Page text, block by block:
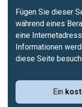
Ein
Fügen Sie dieser
während eines
eine
Informationen
diese Seite